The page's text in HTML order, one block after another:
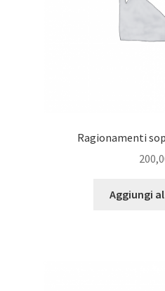
Ragionamenti
Aggiungi